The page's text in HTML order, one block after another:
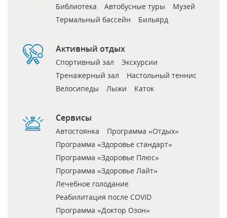
Библиотека
Автобусные туры
Музей
Термальный бассейн
Бильярд
Активный отдых
Спортивный зал
Экскурсии
Тренажерный зал
Настольный теннис
Велосипеды
Лыжи Каток
Сервисы
Автостоянка
Программа «Отдых»
Программа «Здоровье стандарт»
Программа «Здоровье Плюс»
Программа «Здоровье Лайт»
Лечебное голодание
Реабилитация после COVID
Программа «Доктор Озон»